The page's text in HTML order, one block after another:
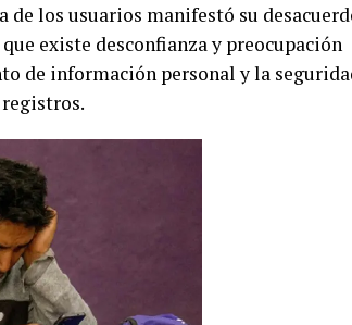
de los usuarios manifestó su
existe desconfianza y preocupación
de información personal y la